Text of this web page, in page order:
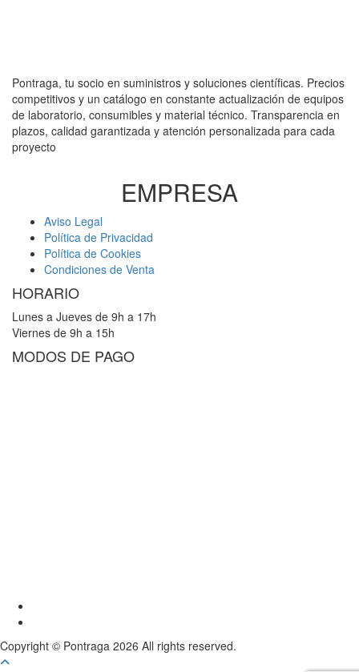
Pontraga, tu socio en suministros y soluciones científicas. Precios
competitivos y un catálogo en constante actualización de equipos
de laboratorio, consumibles y material técnico. Transparencia en
plazos, calidad garantizada y atención personalizada para cada
proyecto
EMPRESA
Aviso Legal
Política de Privacidad
Política de Cookies
Condiciones de Venta
HORARIO
Lunes a Jueves de 9h a 17h
Viernes de 9h a 15h
MODOS DE PAGO
Copyright © Pontraga 2026 All rights reserved.